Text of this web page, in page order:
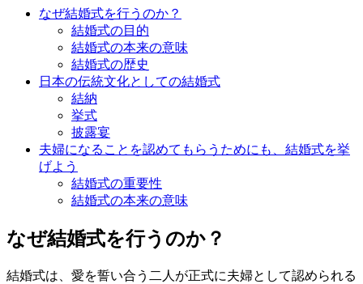
なぜ結婚式を行うのか？
結婚式の目的
結婚式の本来の意味
結婚式の歴史
日本の伝統文化としての結婚式
結納
挙式
披露宴
夫婦になることを認めてもらうためにも、結婚式を挙
げよう
結婚式の重要性
結婚式の本来の意味
なぜ結婚式を行うのか？
結婚式は、愛を誓い合う二人が正式に夫婦として認められる